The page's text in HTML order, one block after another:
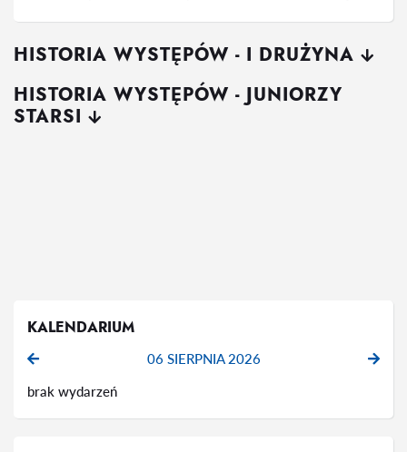
HISTORIA WYSTĘPÓW - I DRUŻYNA
HISTORIA WYSTĘPÓW - JUNIORZY
STARSI
KALENDARIUM
06 SIERPNIA 2026
brak wydarzeń